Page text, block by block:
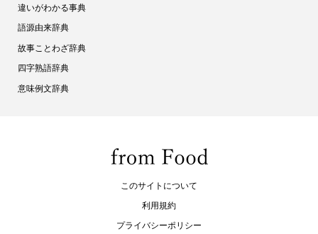
違いがわかる事典
語源由来辞典
故事ことわざ辞典
四字熟語辞典
意味例文辞典
このサイトについて
利用規約
プライバシーポリシー